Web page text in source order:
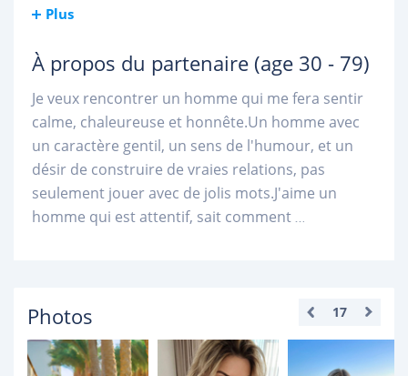
Plus
À propos du partenaire (age 30 - 79)
Je veux rencontrer un homme qui me fera sentir
calme, chaleureuse et honnête.Un homme avec
un caractère gentil, un sens de l'humour, et un
désir de construire de vraies relations, pas
seulement jouer avec de jolis mots.J'aime un
homme qui est attentif, sait comment...
Photos 17